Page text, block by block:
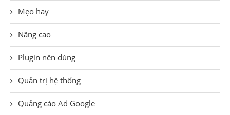
Mẹo hay
Nâng cao
Plugin nên dùng
Quản trị hệ thống
Quảng cáo Ad Google